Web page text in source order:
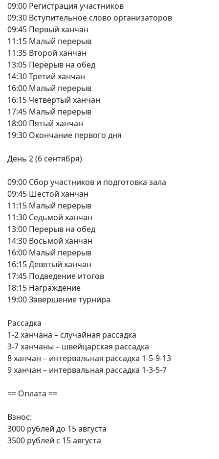
09:00 Регистрация участников
09:30 Вступительное слово организаторов
09:45 Первый ханчан
11:15 Малый перерыв
11:35 Второй ханчан
13:05 Перерыв на обед
14:30 Третий ханчан
16:00 Малый перерыв
16:15 Четвёртый ханчан
17:45 Малый перерыв
18:00 Пятый ханчан
19:30 Окончание первого дня
День 2 (6 сентября)
09:00 Сбор участников и подготовка зала
09:45 Шестой ханчан
11:15 Малый перерыв
11:30 Седьмой ханчан
13:00 Перерыв на обед
14:30 Восьмой ханчан
16:00 Малый перерыв
16:15 Девятый ханчан
17:45 Подведение итогов
18:15 Награждение
19:00 Завершение турнира
Рассадка
1-2 ханчана – случайная рассадка
3-7 ханчаны – швейцарская рассадка
8 ханчан – интервальная рассадка 1-5-9-13
9 ханчан – интервальная рассадка 1-3-5-7
== Оплата ==
Взнос:
3000 рублей до 15 августа
3500 рублей с 15 августа